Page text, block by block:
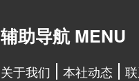
辅助导航 MENU
关于我们 本社动态